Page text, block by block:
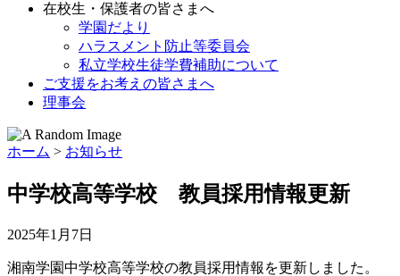
在校生・保護者の皆さまへ
学園だより
ハラスメント防止等委員会
私立学校生徒学費補助について
ご支援をお考えの皆さまへ
理事会
ホーム > お知らせ
中学校高等学校 教員採用情報更新
2025年1月7日
湘南学園中学校高等学校の教員採用情報を更新しました。